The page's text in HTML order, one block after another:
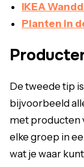
IKEA
Planten in
De tweede tip
bijvoorbeeld
met producten
elke groep in
wat je waar